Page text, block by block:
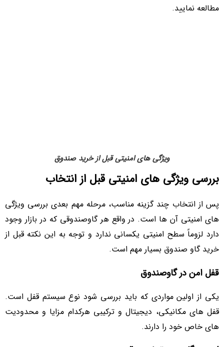
مطالعه نمایید.
ویژگی های امنیتی قبل از خرید صندوق
بررسی ویژگی های امنیتی قبل از انتخاب
پس از انتخاب چند گزینه مناسب، مرحله مهم بعدی بررسی ویژگی
های امنیتی آن ها است. در واقع هر گاوصندوقی که در بازار وجود
دارد لزوماً سطح امنیتی یکسانی ندارد و توجه به این نکته قبل از
خرید گاو صندوق بسیار مهم است.
قفل امن در گاوصندوق
یکی از اولین مواردی که باید بررسی شود نوع سیستم قفل است.
قفل های مکانیکی، دیجیتال و ترکیبی هرکدام مزایا و محدودیت
های خاص خود را دارند.